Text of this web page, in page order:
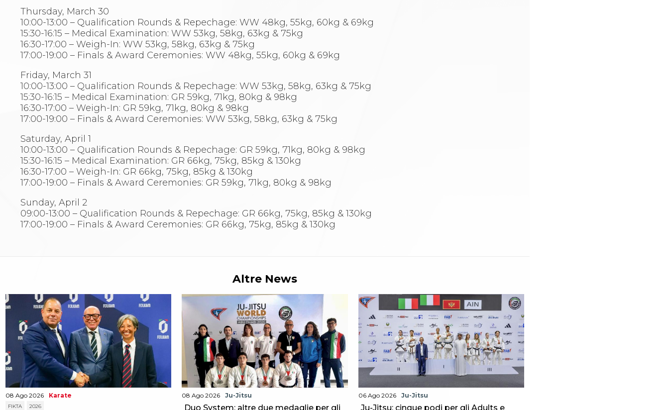
Capoeira
Grappling
BJJ
Pancrazio/Pankration
S'istrumpa
News
Calendario Attività
Difesa Personale MGA
La disciplina
News
Merchandising
Contatti
News
Cookies Accept
Newsletter
Corsi Monotematici
Corsi di Specializzazione
Sportello Fiscale
News
Modulistica
FAQ
Quesiti fiscali
Sostenibilità
Documenti
Thursday, March 30
10:00-13:00 – Qualification Rounds & Repechage: WW 48kg, 55kg, 60kg & 69kg
15:30-16:15 – Medical Examination: WW 53kg, 58kg, 63kg & 75kg
16:30-17:00 – Weigh-In: WW 53kg, 58kg, 63kg & 75kg
17:00-19:00 – Finals & Award Ceremonies: WW 48kg, 55kg, 60kg & 69kg
Friday, March 31
10:00-13:00 – Qualification Rounds & Repechage: WW 53kg, 58kg, 63kg & 75kg
15:30-16:15 – Medical Examination: GR 59kg, 71kg, 80kg & 98kg
16:30-17:00 – Weigh-In: GR 59kg, 71kg, 80kg & 98kg
17:00-19:00 – Finals & Award Ceremonies: WW 53kg, 58kg, 63kg & 75kg
Saturday, April 1
10:00-13:00 – Qualification Rounds & Repechage: GR 59kg, 71kg, 80kg & 98kg
15:30-16:15 – Medical Examination: GR 66kg, 75kg, 85kg & 130kg
16:30-17:00 – Weigh-In: GR 66kg, 75kg, 85kg & 130kg
17:00-19:00 – Finals & Award Ceremonies: GR 59kg, 71kg, 80kg & 98kg
Sunday, April 2
09:00-13:00 – Qualification Rounds & Repechage: GR 66kg, 75kg, 85kg & 130kg
17:00-19:00 – Finals & Award Ceremonies: GR 66kg, 75kg, 85kg & 130kg
Altre News
08 Ago 2026 Karate
FIKTA 2026
08 Ago 2026 Ju-Jitsu
Duo System: altre due medaglie per gli
06 Ago 2026 Ju-Jitsu
Ju-Jitsu: cinque podi per gli Adults e